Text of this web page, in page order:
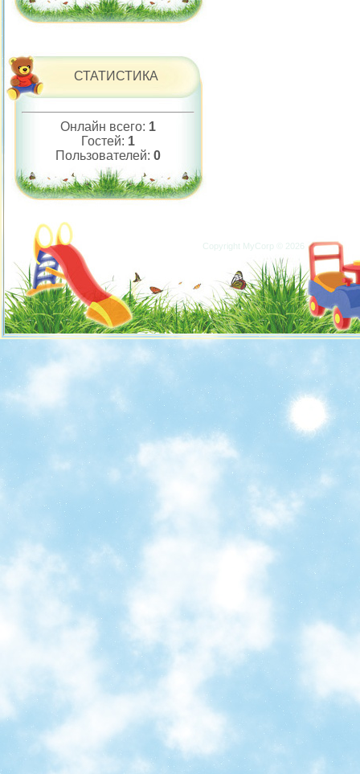
СТАТИСТИКА
Онлайн всего: 1
Гостей: 1
Пользователей: 0
Copyright MyCorp © 2026